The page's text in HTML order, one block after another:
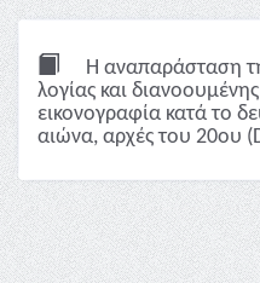
Η αναπαράσταση
λoγίας και
εικονογραφία κατά το
αιώνα, αρχές του 20ου